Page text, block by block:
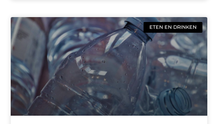
ETEN EN DRINKEN